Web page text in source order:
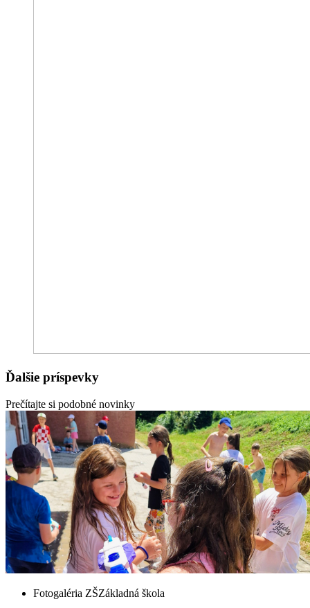
Ďalšie príspevky
Prečítajte si podobné novinky
Fotogaléria ZŠZákladná škola